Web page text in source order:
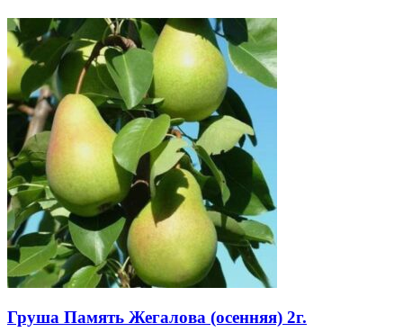
Груша Память Жегалова (осенняя) 2г.